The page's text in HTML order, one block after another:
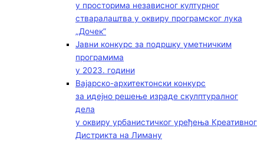
у просторима независног културног
стваралаштва у оквиру програмског лука
„Дочек”
Јавни конкурс за подршку уметничким
програмима
у 2023. години
Вајарско-архитектонски конкурс
за идејно решење израде скулптуралног
дела
у оквиру урбанистичког уређења Креативног
Дистрикта на Лиману